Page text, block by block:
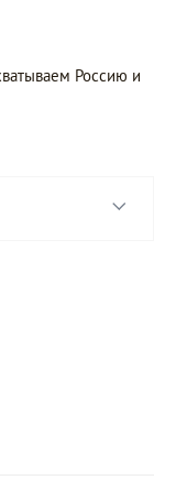
Россию и